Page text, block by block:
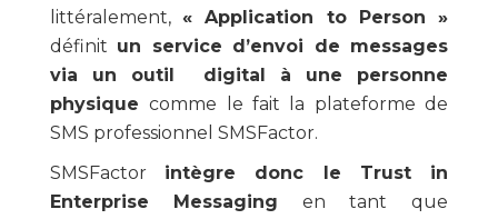
littéralement,« Application to Person »
définit un service d’envoi de messages
via un outil digital à une personne
physiquecomme le fait la plateforme de
SMS professionnel SMSFactor.
SMSFactor intègre donc le Trust in
Enterprise
Messaging en tant que